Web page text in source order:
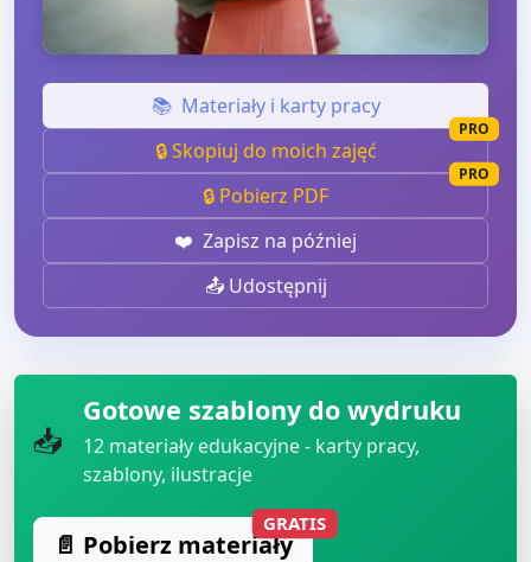
📚 Materiały i karty pracy
🔒 Skopiuj do moich zajęć
PRO
🔒 Pobierz PDF
PRO
❤️ Zapisz na później
📤 Udostępnij
📥
Gotowe szablony do wydruku
12 materiały edukacyjne - karty pracy,
szablony, ilustracje
📄 Pobierz materiały
GRATIS